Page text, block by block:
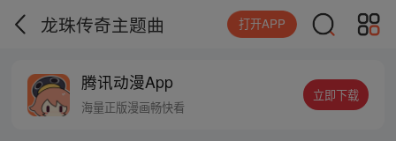
龙珠传奇主题曲 打开APP
腾讯动漫App
海量正版漫画畅快看
立即下载